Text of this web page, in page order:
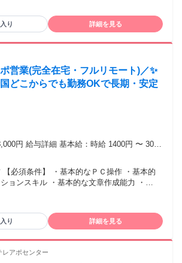
作（Word・Excel・メール）ができる方 ＼
り ／ フルリモートで通勤時間をなくしたい
度にコミュニケーションを取りたい これまで
お仕事 Web制作・SaaSサービスの法人営業
り 詳細を見る
営業(完全在宅・フルリモート)／✨
どこからでも勤務OKで長期・安定
円 給与詳細 基本給：時給 1400円 〜 3000
【必須条件】 ・基本的なＰＣ操作 ・基本的
ョンスキル ・基本的な文章作成能力 ・
プレッドシート操作経験 ・チャットツール
コールシステム操作経験（弊社はcomdesk
おります） ・法人営業経験（１年以上） ・無
・学歴不問 ・20代・30代の若手活躍中 ・
ル活躍中 【こんな方にオスス
り 詳細を見る
レアポセンター